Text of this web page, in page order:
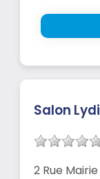
Salon
2 Rue